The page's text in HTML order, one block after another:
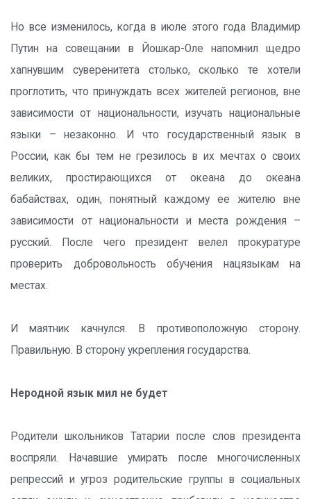
Но все изменилось, когда в июле этого года Владимир
Путин на совещании в Йошкар-Оле напомнил щедро
хапнувшим суверенитета столько, сколько те хотели
проглотить, что принуждать всех жителей регионов, вне
зависимости от национальности, изучать национальные
языки – незаконно. И что государственный язык в
России, как бы тем не грезилось в их мечтах о своих
великих, простирающихся от океана до океана
бабайствах, один, понятный каждому ее жителю вне
зависимости от национальности и места рождения –
русский. После чего президент велел прокуратуре
проверить добровольность обучения нацязыкам на
местах.
И маятник качнулся. В противоположную сторону.
Правильную. В сторону укрепления государства.
Неродной язык мил не будет
Родители школьников Татарии после слов президента
воспряли. Начавшие умирать после многочисленных
репрессий и угроз родительские группы в социальных